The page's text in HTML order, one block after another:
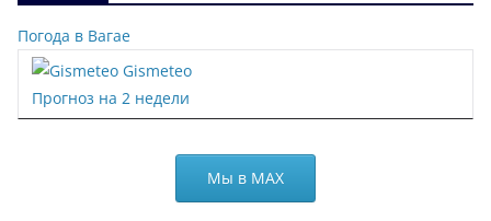
Погода в Вагае
Gismeteo
Прогноз на 2 недели
Мы в МАХ